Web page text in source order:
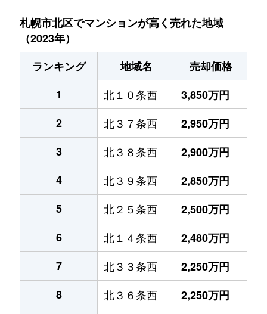
札幌市北区でマンションが高く売れた地域
（2023年）
ランキング
地域名
売却価格
1
北１０条西
3,850万円
2
北３７条西
2,950万円
3
北３８条西
2,900万円
4
北３９条西
2,850万円
5
北２５条西
2,500万円
6
北１４条西
2,480万円
7
北３３条西
2,250万円
8
北３６条西
2,250万円